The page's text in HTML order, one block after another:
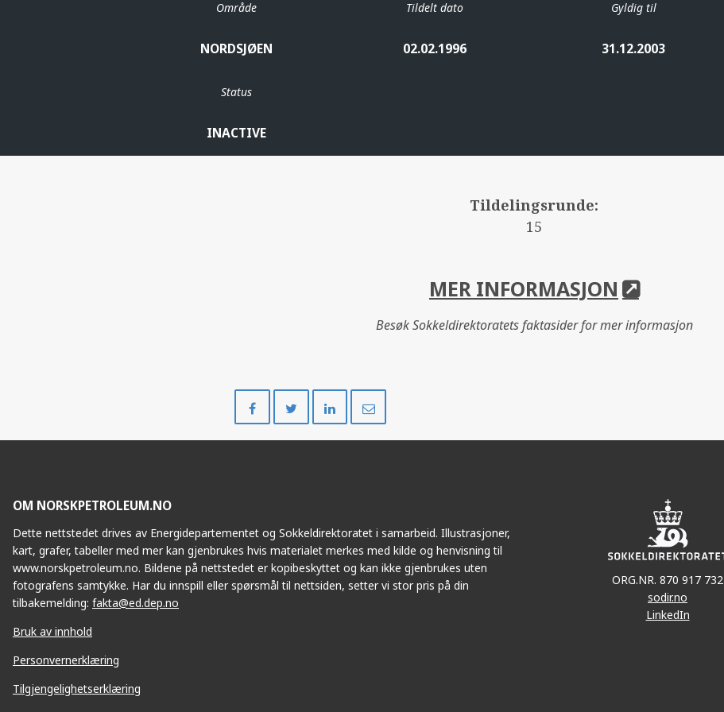
Område
NORDSJØEN
Tildelt dato
02.02.1996
Gyldig til
31.12.2003
Status
INACTIVE
Tildelingsrunde:
15
MER INFORMASJON
Besøk Sokkeldirektoratets faktasider for mer informasjon
på
på
på
OM NORSKPETROLEUM.NO
Dette nettstedet drives av Energidepartementet og Sokkeldirektoratet i samarbeid. Illustrasjoner,
kart, grafer, tabeller med mer kan gjenbrukes hvis materialet merkes med kilde og henvisning til
www.norskpetroleum.no. Bildene på nettstedet er kopibeskyttet og kan ikke gjenbrukes uten
fotografens samtykke. Har du innspill eller spørsmål til nettsiden, setter vi stor pris på din
tilbakemelding: fakta@ed.dep.no
Bruk av innhold
Personvernerklæring
Tilgjengelighetserklæring
ORG.NR. 870 917 732
sodir.no
LinkedIn